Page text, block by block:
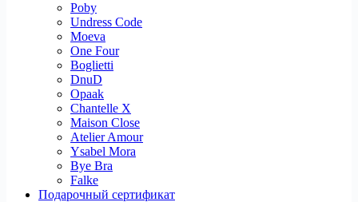
Poby
Undress Code
Moeva
One Four
Boglietti
DnuD
Opaak
Chantelle X
Maison Close
Atelier Amour
Ysabel Mora
Bye Bra
Falke
Подарочный сертификат